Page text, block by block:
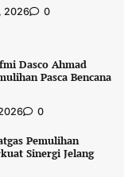
2026 0
Dasco Ahmad
Pasca Bencana
0
Pemulihan
Sinergi Jelang